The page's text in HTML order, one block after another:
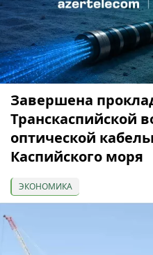
Завершена
Транскаспийской
оптической
Каспийского моря
ЭКОНОМИКА